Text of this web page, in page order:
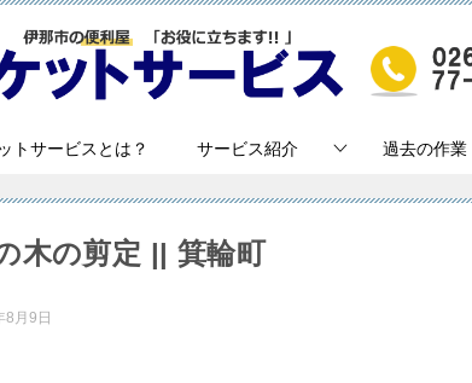
トサービスとは？ サービス紹介 過去の作業
木の剪定 || 箕輪町
8月9日